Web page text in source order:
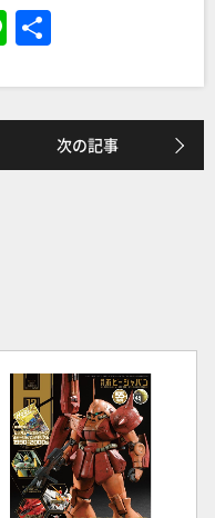
Li
n
e
次の記事